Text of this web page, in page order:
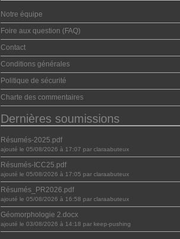
Notre équipe
Foire aux question (FAQ)
Contact
Conditions générales
Politique de sécurité
Charte des commentaires
Dernières soumissions
Résumés-2025.pdf
ajouté le 05/08/2026 à 17:07 par claraabuteux
Résumés-ICC25.pdf
ajouté le 05/08/2026 à 17:05 par claraabuteux
Résumés_PR2026.pdf
ajouté le 05/08/2026 à 16:58 par claraabuteux
Géomorphologie 2.docx
ajouté le 03/08/2026 à 14:18 par keep-pushing